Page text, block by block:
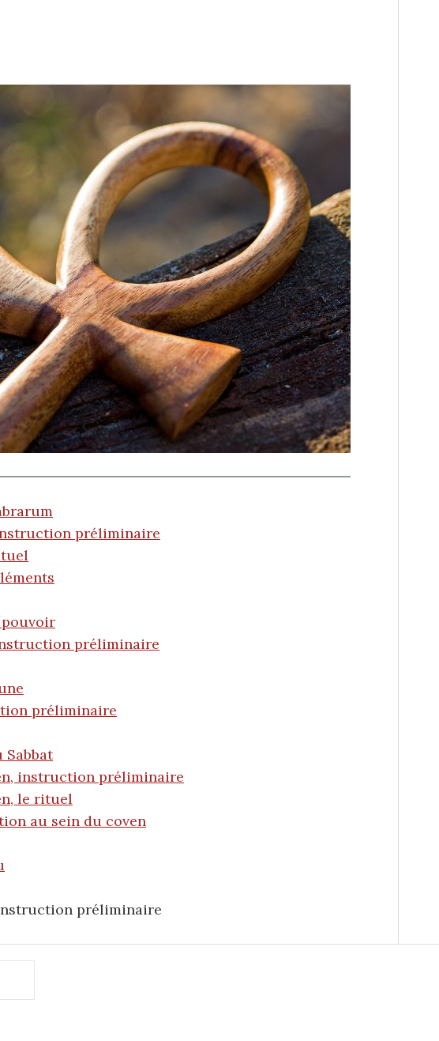
préliminaire
préliminaire
préliminaire
Sabbat
instruction préliminaire
le rituel
au sein du coven
préliminaire